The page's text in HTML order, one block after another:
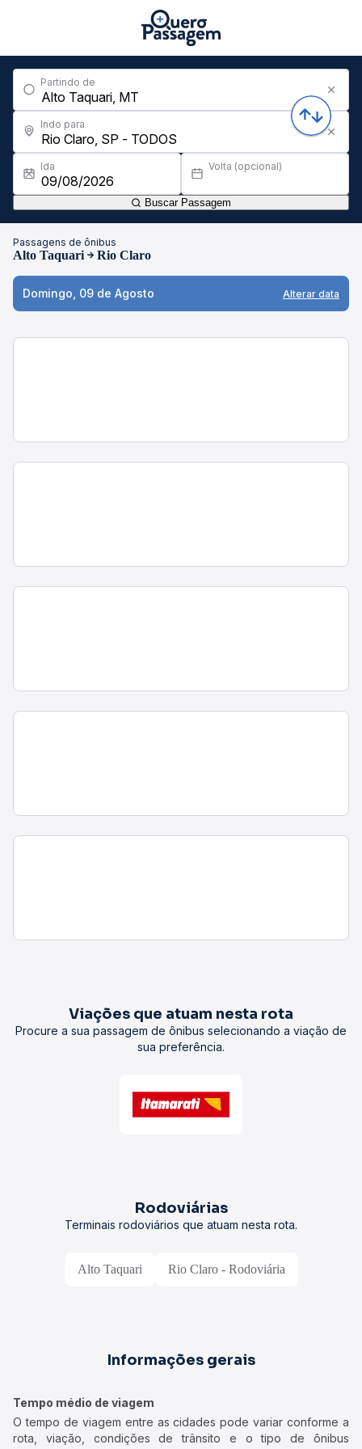
Partindo de
Indo para
Ida Volta (opcional)
Buscar Passagem
Passagens de ônibus
Alto Taquari Rio Claro
Domingo, 09 de Agosto Alterar data
Viações que atuam nesta rota
Procure a sua passagem de ônibus selecionando a viação de
sua preferência.
Rodoviárias
Terminais rodoviários que atuam nesta rota.
Alto Taquari Rio Claro - Rodoviária
Informações gerais
Tempo médio de viagem
O tempo de viagem entre as cidades pode variar conforme a
rota, viação, condições de trânsito e o tipo de ônibus